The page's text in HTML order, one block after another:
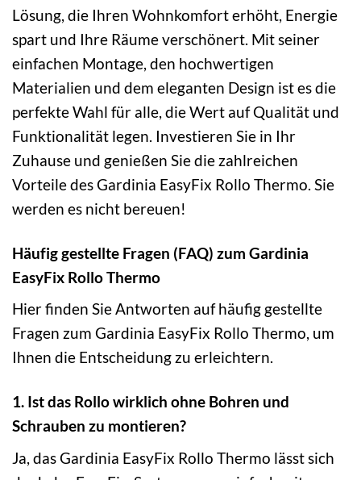
Lösung, die Ihren Wohnkomfort erhöht, Energie
spart und Ihre Räume verschönert. Mit seiner
einfachen Montage, den hochwertigen
Materialien und dem eleganten Design ist es die
perfekte Wahl für alle, die Wert auf Qualität und
Funktionalität legen. Investieren Sie in Ihr
Zuhause und genießen Sie die zahlreichen
Vorteile des Gardinia EasyFix Rollo Thermo. Sie
werden es nicht bereuen!
Häufig gestellte Fragen (FAQ) zum Gardinia
EasyFix Rollo Thermo
Hier finden Sie Antworten auf häufig gestellte
Fragen zum Gardinia EasyFix Rollo Thermo, um
Ihnen die Entscheidung zu erleichtern.
1. Ist das Rollo wirklich ohne Bohren und
Schrauben zu montieren?
Ja, das Gardinia EasyFix Rollo Thermo lässt sich